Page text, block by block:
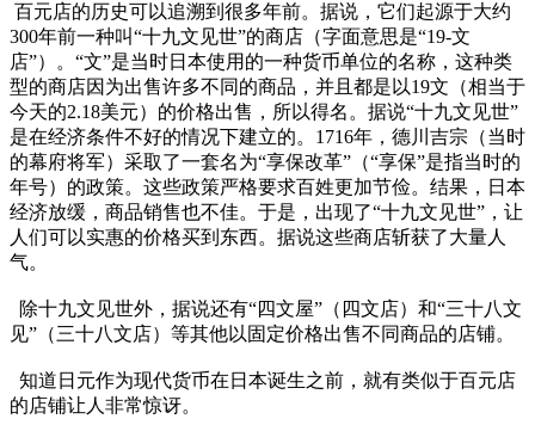
百元店的历史可以追溯到很多年前。据说，它们起源于大约
300年前一种叫“十九文见世”的商店（字面意思是“19-文
店”）。“文”是当时日本使用的一种货币单位的名称，这种类
型的商店因为出售许多不同的商品，并且都是以19文（相当于
今天的2.18美元）的价格出售，所以得名。据说“十九文见世”
是在经济条件不好的情况下建立的。1716年，德川吉宗（当时
的幕府将军）采取了一套名为“享保改革”（“享保”是指当时的
年号）的政策。这些政策严格要求百姓更加节俭。结果，日本
经济放缓，商品销售也不佳。于是，出现了“十九文见世”，让
人们可以实惠的价格买到东西。据说这些商店斩获了大量人
气。
除十九文见世外，据说还有“四文屋”（四文店）和“三十八文
见”（三十八文店）等其他以固定价格出售不同商品的店铺。
知道日元作为现代货币在日本诞生之前，就有类似于百元店
的店铺让人非常惊讶。